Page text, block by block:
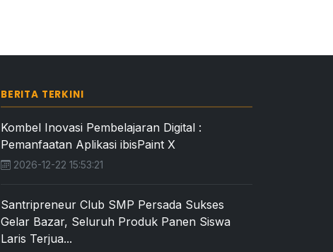
BERITA TERKINI
Kombel Inovasi Pembelajaran Digital :
Pemanfaatan Aplikasi ibisPaint X
2026-12-22 15:53:21
Santripreneur Club SMP Persada Sukses
Gelar Bazar, Seluruh Produk Panen Siswa
Laris Terjua...